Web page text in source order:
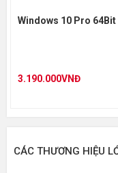
Windows 10 Pro 64Bit
3.190.000VNĐ
CÁC THƯƠNG HIỆU